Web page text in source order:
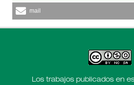
mail
Los trabajos publicados en